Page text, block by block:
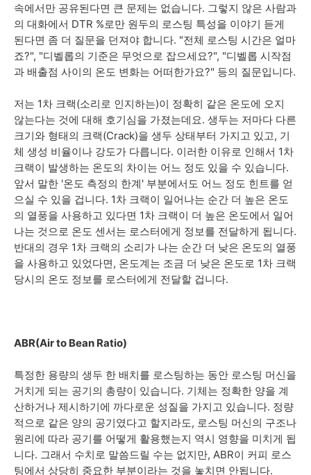
속에서만 공유된다면 큰 문제는 없습니다. 그렇지 않은 사람과
의 대화에서 DTR %로만 원두의 로스팅 특성을 이야기 듣게
된다면 좀 더 질문을 던져야 합니다. "전체 로스팅 시간은 얼마
죠?", "디벨롭의 기준은 무엇으로 잡으세요?", "디벨롭 시작점
과 배출점 사이의 온도 변화는 어떠한가요?" 등의 질문입니다.
저는 1차 크랙(소리로 인지하는)이 정확히 같은 온도에 오지
않는다는 것에 대해 호기심을 가졌는데요. 생두는 저마다 다른
크기와 형태의 크랙(Crack)을 생두 상태부터 가지고 있고, 기
체 생성 비율이나 강도가 다릅니다. 이러한 이유로 인해서 1차
크랙이 발생하는 온도의 차이는 어느 정도 있을 수 있습니다.
앞서 말한 '온도 측정의 한계' 부분에서도 어느 정도 힌트를 얻
으실 수 있을 겁니다. 1차 크랙이 일어나는 순간 더 높은 온도
의 열풍을 사용하고 있다면 1차 크랙이 더 높은 온도에서 일어
나는 것으로 온도 센서는 로스터에게 정보를 전달하게 됩니다.
반대의 경우 1차 크랙의 소리가 나는 순간 더 낮은 온도의 열풍
을 사용하고 있었다면, 온도계는 조금 더 낮은 온도로 1차 크랙
당시의 온도 정보를 로스터에게 전달할 겁니다.
ABR(Air to Bean Ratio)
특정한 용량의 생두 한 배치를 로스팅하는 동안 로스팅 머신을
거치게 되는 공기의 총량이 있습니다. 기체는 정확한 양을 계
산하거나 제시하기에 까다로운 성질을 가지고 있습니다. 정량
적으로 같은 양의 공기였다고 할지라도, 로스팅 머신의 구조나
원리에 따라 공기를 어떻게 활용했는지 역시 영향을 미치게 됩
니다. 그래서 수치로 말씀드릴 수는 없지만, ABR이 커피 로스
팅에서 상당히 중요한 부분이라는 것을 놓치면 안됩니다.